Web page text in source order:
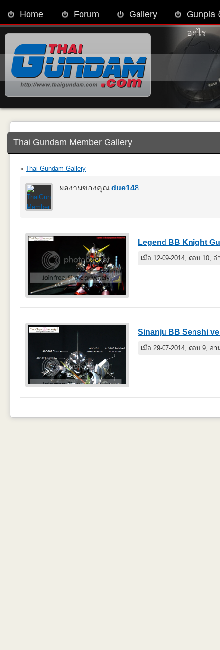
Home Forum Gallery
Gunpla
อะไร
Thai Gundam Member Gallery
« Thai Gundam Gallery
ผลงานของคุณ due148
Legend BB Knight
เมื่อ 12-09-2014, ตอบ 10, อ่
Sinanju BB Senshi
เมื่อ 29-07-2014, ตอบ 9, อ่า